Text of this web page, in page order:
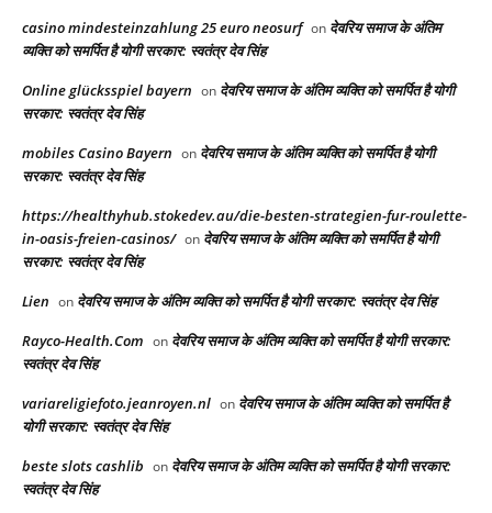
casino mindesteinzahlung 25 euro neosurf on देवरिय समाज के अंतिम
व्यक्ति को समर्पित है योगी सरकार: स्वतंत्र देव सिंह
Online glücksspiel bayern on देवरिय समाज के अंतिम व्यक्ति को समर्पित है योगी
सरकार: स्वतंत्र देव सिंह
mobiles Casino Bayern on देवरिय समाज के अंतिम व्यक्ति को समर्पित है योगी
सरकार: स्वतंत्र देव सिंह
https://healthyhub.stokedev.au/die-besten-strategien-fur-roulette-
in-oasis-freien-casinos/ on देवरिय समाज के अंतिम व्यक्ति को समर्पित है योगी
सरकार: स्वतंत्र देव सिंह
Lien on देवरिय समाज के अंतिम व्यक्ति को समर्पित है योगी सरकार: स्वतंत्र देव सिंह
Rayco-Health.Com on देवरिय समाज के अंतिम व्यक्ति को समर्पित है योगी सरकार:
स्वतंत्र देव सिंह
variareligiefoto.jeanroyen.nl on देवरिय समाज के अंतिम व्यक्ति को समर्पित है
योगी सरकार: स्वतंत्र देव सिंह
beste slots cashlib on देवरिय समाज के अंतिम व्यक्ति को समर्पित है योगी सरकार:
स्वतंत्र देव सिंह